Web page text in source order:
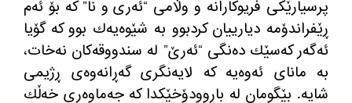
پرسیارێكی فریوكارانه‌ و وڵامی “ئه‌ری و نا” كه‌ بۆ ئه‌م
ڕێفراندۆمه‌ دیارییان كردبوو به‌ شێوه‌یه‌ك بوو كه‌ گۆیا
ئه‌گه‌ر كه‌سێك ده‌نگی “ئه‌رێ” له‌ سندووقه‌كان نه‌خات،
به‌ مانای ئه‌وه‌یه‌ كه‌ لایه‌نگری گه‌ڕانه‌وه‌ی ڕژیمی
شایه‌. بێگومان له‌ باروودۆخێكدا كه‌ جه‌ماوه‌ری خه‌ڵك